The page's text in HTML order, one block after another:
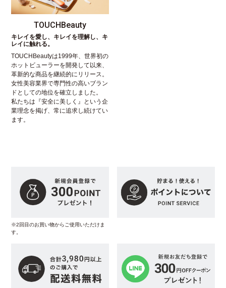
TOUCHBeauty
キレイを愛し、キレイを理解し、キ
レイに触れる。
TOUCHBeautyは1999年、世界初の
ホットビューラーを開発して以来、
革新的な商品を継続的にリリース。
女性美容業界で専門性の高いブラン
ドとしての地位を確立しました。
私たちは『安全に美しく』という企
業理念を掲げ、常に追求し続けてい
ます。
※2回目のお買い物からご使用いただけま
す。